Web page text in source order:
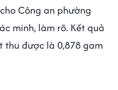
Công an phường
minh, làm rõ. Kết quả
thu được là 0,878 gam